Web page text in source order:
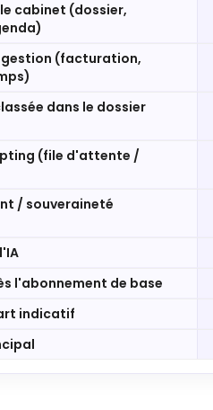
cabinet (dossier,
gestion (facturation,
dans le dossier
(file d'attente /
/ souveraineté
l'abonnement de base
indicatif